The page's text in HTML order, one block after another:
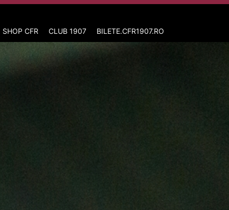
SHOP CFR CLUB 1907 BILETE.CFR1907.RO